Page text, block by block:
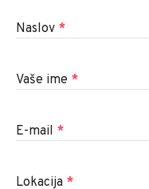
Naslov *
Vaše ime *
E-mail *
Lokacija *